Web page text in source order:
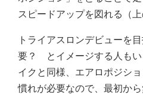
スピードアップを図れる（上
トライアスロンデビューを
要？ とイメージする人もい
イクと同様、エアロポジシ
慣れが必要なので、最初か